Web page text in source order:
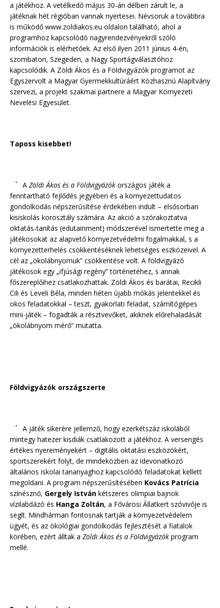
a játékhoz. A vetélkedő május 30-án délben zárult le, a
játéknak hét régióban vannak nyertesei. Névsoruk a továbbra
is működő www.zoldiakos.eu oldalon található, ahol a
programhoz kapcsolódó nagyrendezvényekről szóló
információk is elérhetőek. Az első ilyen 2011 június 4-én,
szombaton, Szegeden, a Nagy Sportágválasztóhoz
kapcsolódik. A Zöldi Ákos és a Földvigyázók programot az
Egyszervolt a Magyar Gyermekkultúráért Közhasznú Alapítvány
szervezi, a projekt szakmai partnere a Magyar Környezeti
Nevelési Egyesület.
Taposs kisebbet!
A Zöldi Ákos és a Földvigyázók országos játék a
fenntartható fejlődés jegyében és a környezettudatos
gondolkodás népszerűsítése érdekében indult – elsősorban
kisiskolás korosztály számára. Az akció a szórakoztatva
oktatás-tanítás (edutainment) módszerével ismertette meg a
játékosokat az alapvető környezetvédelmi fogalmakkal, s a
környezetterhelés csökkentéséknek lehetséges eszközeivel. A
cél az „ökolábnyomuk” csökkentése volt. A földvigyázó
játékosok egy „ifjúsági regény” történetéhez, s annak
főszereplőihez csatlakozhattak. Zöldi Ákos és barátai, Recikli
Cili és Leveli Béla, minden héten újabb mókás jelentekkel és
okos feladatokkal – teszt, gyakorlati feladat, számítógépes
mini-játék – fogadták a résztvevőket, akiknek előrehaladását
„ökolábnyom mérő” mutatta.
Földvigyázók országszerte
A játék sikerére jellemző, hogy ezerkétszáz iskolából
mintegy hatezer kisdiák csatlakozott a játékhoz. A versengés
értékes nyereményekért – digitális oktatási eszközökért,
sportszerekért folyt, de mindeközben az idevonatkozó
általános iskolai tananyaghoz kapcsolódó feladatokat kellett
megoldani. A program népszerűsítésében Kovács Patrícia
színésznő, Gergely István kétszeres olimpiai bajnok
vízilabdázó és Hanga Zoltán, a Fővárosi Állatkert szóvivője is
segít. Mindhárman fontosnak tartják a környezetvédelem
ügyét, és az ökológiai gondolkodás fejlesztését a fiatalok
körében, ezért álltak a Zöldi Ákos és a Földvigyázók program
mellé.